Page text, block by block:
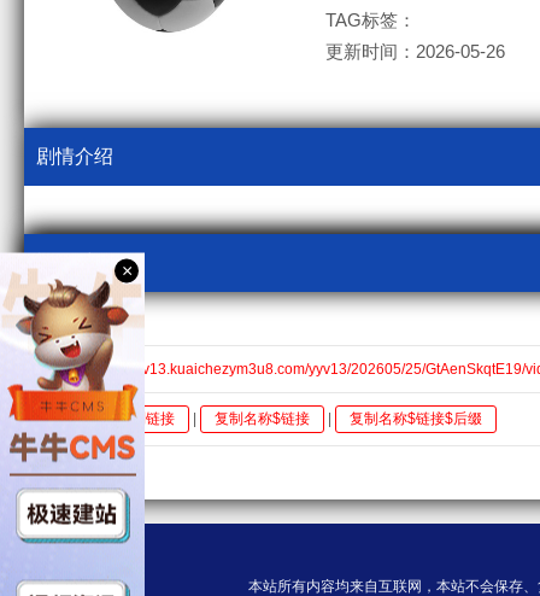
TAG标签：
更新时间：2026-05-26
剧情介绍
kcm3u8
国语$https://v13.kuaichezym3u8.com/yyv13/202605/25/GtAenSkqtE19/
全选 复制链接 复制名称$链接 复制名称$链接$后缀
本站所有内容均来自互联网，本站不会保存
×